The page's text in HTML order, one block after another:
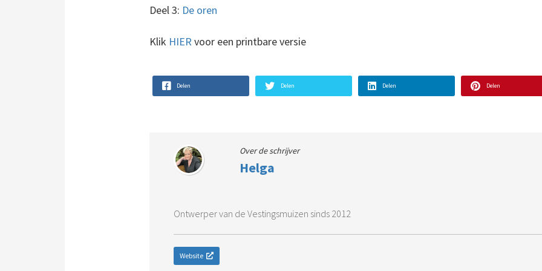
Deel 3: De oren
Klik HIER voor een printbare versie
Delen Delen Delen Delen
Over de schrijver
Helga
Ontwerper van de Vestingsmuizen sinds 2012
Website